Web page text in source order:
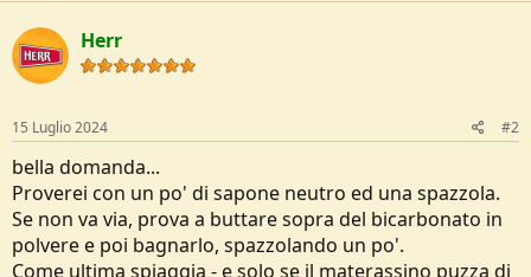
Herr
15 Luglio 2024 #2
bella domanda...
Proverei con un po' di sapone neutro ed una spazzola.
Se non va via, prova a buttare sopra del bicarbonato in
polvere e poi bagnarlo, spazzolando un po'.
Come ultima spiaggia - e solo se il materassino puzza di